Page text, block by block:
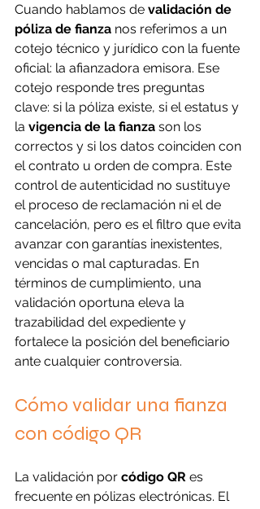
Cuando hablamos de validación de
póliza de fianza nos referimos a un
cotejo técnico y jurídico con la fuente
oficial: la afianzadora emisora. Ese
cotejo responde tres preguntas
clave: si la póliza existe, si el estatus y
la vigencia de la fianza son los
correctos y si los datos coinciden con
el contrato u orden de compra. Este
control de autenticidad no sustituye
el proceso de reclamación ni el de
cancelación, pero es el filtro que evita
avanzar con garantías inexistentes,
vencidas o mal capturadas. En
términos de cumplimiento, una
validación oportuna eleva la
trazabilidad del expediente y
fortalece la posición del beneficiario
ante cualquier controversia.
Cómo validar una fianza
con código QR
La validación por código QR es
frecuente en pólizas electrónicas. El